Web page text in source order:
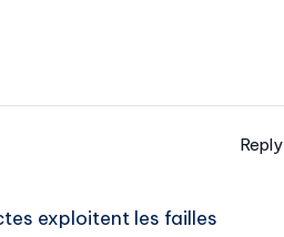
Reply
exploitent les failles